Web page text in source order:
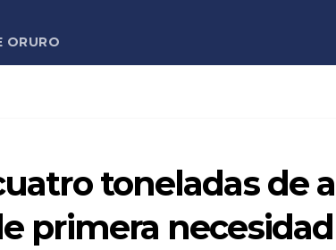
ORURO
toneladas de
primera